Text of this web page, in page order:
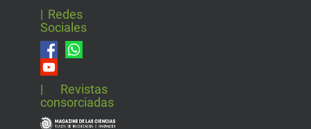
| Redes
Sociales
| Revistas
consorciadas